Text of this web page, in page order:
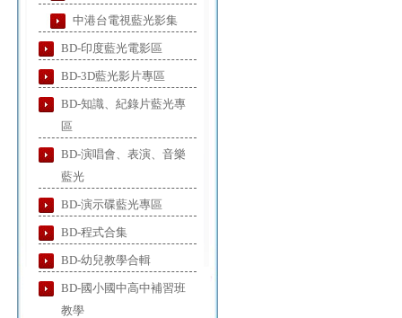
中港台電視藍光影集
BD-印度藍光電影區
BD-3D藍光影片專區
BD-知識、紀錄片藍光專
區
BD-演唱會、表演、音樂
藍光
BD-演示碟藍光專區
BD-程式合集
BD-幼兒教學合輯
BD-國小國中高中補習班
教學